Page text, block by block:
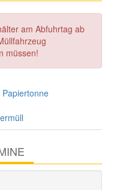
am Abfuhrtag ab
müssen!
Papiertonne